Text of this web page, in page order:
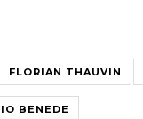
FLORIAN THAUVIN
BENEDE